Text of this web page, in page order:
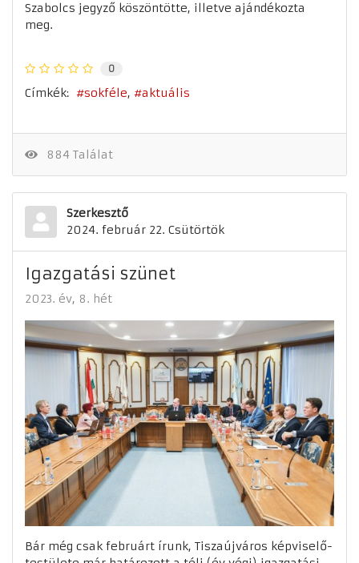
Szabolcs jegyző köszöntötte, illetve ajándékozta
meg.
0
Címkék: sokféle aktuális
884 Találat
Szerkesztő
2024. február 22. Csütörtök
Igazgatási szünet
2023. év 8. hét
Bár még csak februárt írunk, Tiszaújváros képviselő-